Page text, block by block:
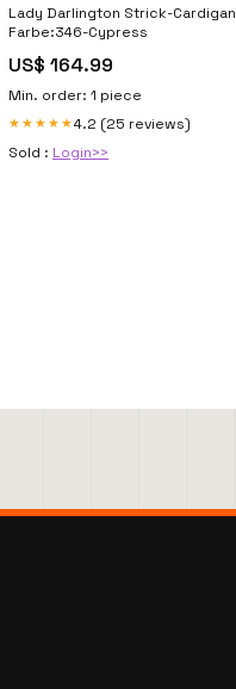
Lady Darlington Strick-Cardigan
Farbe:346-Cypress
US$ 164.99
Min. order: 1 piece
★★★★★4.2 (25 reviews)
Sold : Login>>